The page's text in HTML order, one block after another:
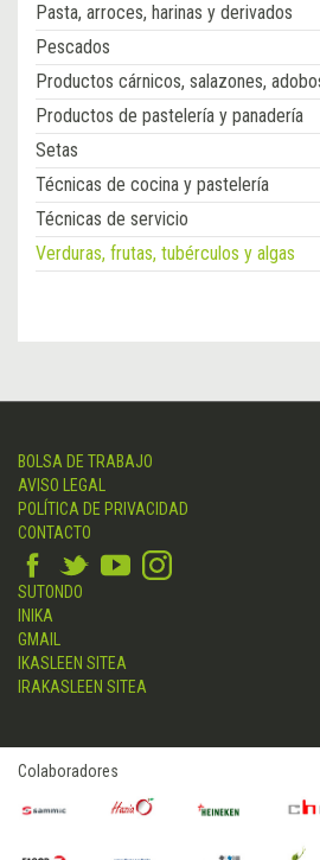
Pasta, arroces, harinas y derivados
Pescados
Productos cárnicos, salazones,
Productos de pastelería y panadería
Setas
Técnicas de cocina y pastelería
Técnicas de servicio
Verduras, frutas, tubérculos y algas
BOLSA DE TRABAJO
AVISO LEGAL
POLÍTICA DE PRIVACIDAD
CONTACTO
SUTONDO
INIKA
GMAIL
IKASLEEN SITEA
IRAKASLEEN SITEA
Colaboradores